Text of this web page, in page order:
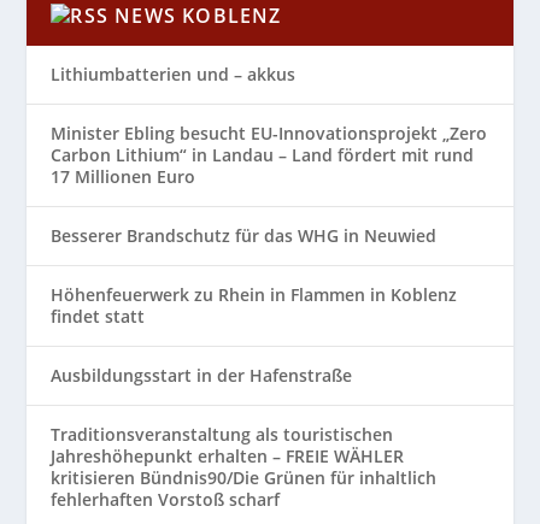
NEWS KOBLENZ
Lithiumbatterien und – akkus
Minister Ebling besucht EU-Innovationsprojekt „Zero
Carbon Lithium“ in Landau – Land fördert mit rund
17 Millionen Euro
Besserer Brandschutz für das WHG in Neuwied
Höhenfeuerwerk zu Rhein in Flammen in Koblenz
findet statt
Ausbildungsstart in der Hafenstraße
Traditionsveranstaltung als touristischen
Jahreshöhepunkt erhalten – FREIE WÄHLER
kritisieren Bündnis90/Die Grünen für inhaltlich
fehlerhaften Vorstoß scharf